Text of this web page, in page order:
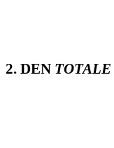
2. DEN TOTALE